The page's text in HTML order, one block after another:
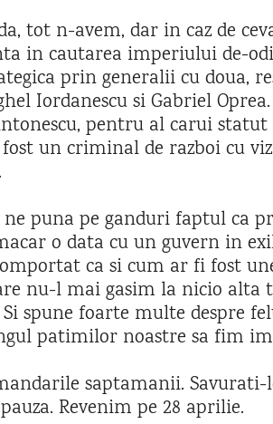
tot n-avem, dar in caz de
in cautarea imperiului de-
prin generalii cu doua,
Iordanescu si Gabriel
pentru al carui
fost un criminal de razboi cu
puna pe ganduri faptul ca
o data cu un guvern in
ca si cum ar fi fost
nu-l mai gasim la nicio alta
spune foarte multe despre
patimilor noastre sa fim
saptamanii.
Revenim pe 28 aprilie.